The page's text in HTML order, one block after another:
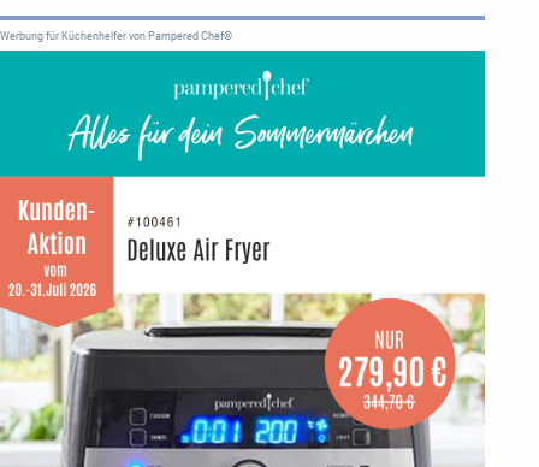
Werbung für Küchenhelfer von Pampered Chef®